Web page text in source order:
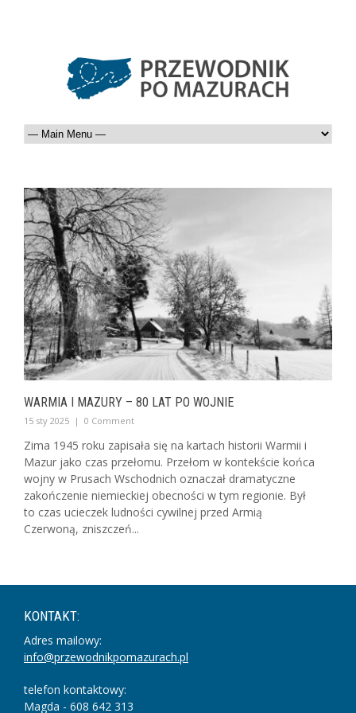
WARMIA I MAZURY – 80 LAT PO WOJNIE
15 sty 2025 | 0 Comment
Zima 1945 roku zapisała się na kartach historii Warmii i
Mazur jako czas przełomu. Przełom w kontekście końca
wojny w Prusach Wschodnich oznaczał dramatyczne
zakończenie niemieckiej obecności w tym regionie. Był
to czas ucieczek ludności cywilnej przed Armią
Czerwoną, zniszczeń...
KONTAKT:
Adres mailowy:
info@przewodnikpomazurach.pl
telefon kontaktowy:
Magda - 608 642 313